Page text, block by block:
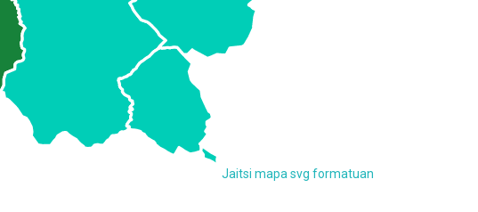
Jaitsi mapa svg formatuan